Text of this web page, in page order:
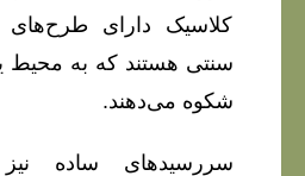
کلاسیک دارای
سنتی هستند که به محیط
شکوه می‌دهند.
سررسیدهای ساده